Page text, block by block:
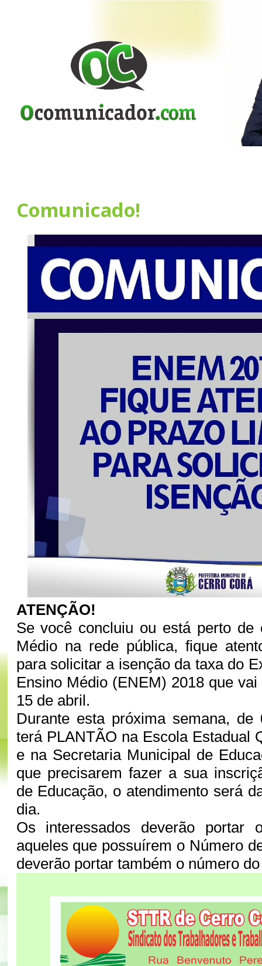
Comunicado!
ATENÇÃO!
Se você concluiu ou está perto de
Médio na rede pública, fique
para solicitar a isenção da taxa do
Ensino Médio (ENEM) 2018 que
15 de abril.
Durante esta próxima semana,
terá PLANTÃO na Escola Estadual
e na Secretaria Municipal de
que precisarem fazer a sua
de Educação, o atendimento será
dia.
Os interessados deverão
aqueles que possuírem o Número
deverão portar também o número